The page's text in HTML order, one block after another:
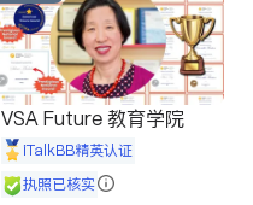
VSA Future 教育学院
iTalkBB精英认证
执照已核实